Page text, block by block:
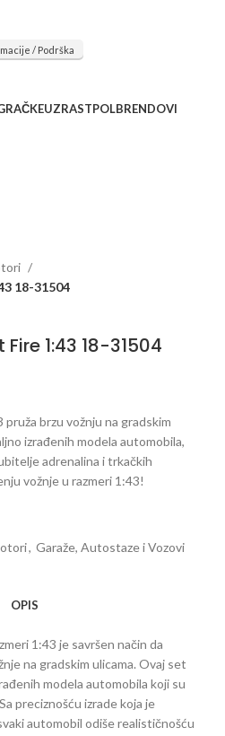
/ Podrška
UZRASTPOLBRENDOVI
18-31504
1:43 18-31504
brzu vožnju na gradskim
izrađenih modela automobila,
adrenalina i trkačkih
vožnje u razmeri 1:43!
, Garaže, Autostaze i Vozovi
OPIS
1:43 je savršen način da
na gradskim ulicama. Ovaj set
modela automobila koji su
preciznošću izrade koja je
automobil odiše realističnošću